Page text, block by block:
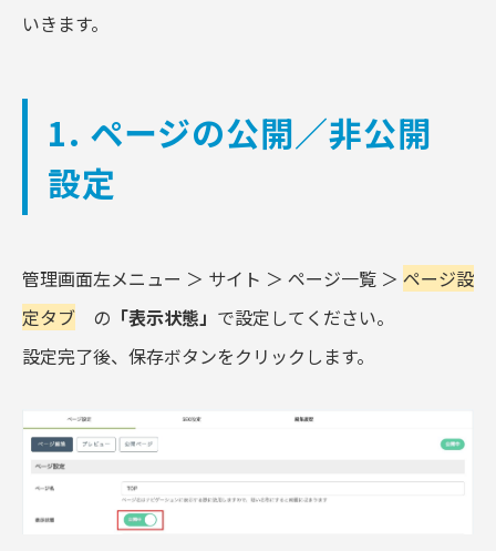
いきます。
1. ページの公開／非公開
設定
管理画面左メニュー ＞ サイト ＞ ページ一覧 ＞ ページ設
定タブ の 「表示状態」 で設定してください。
設定完了後、保存ボタンをクリックします。